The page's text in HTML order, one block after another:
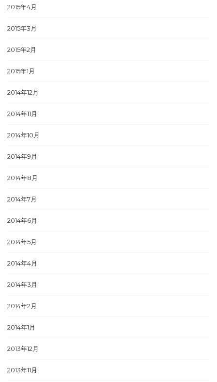
2015年4月
2015年3月
2015年2月
2015年1月
2014年12月
2014年11月
2014年10月
2014年9月
2014年8月
2014年7月
2014年6月
2014年5月
2014年4月
2014年3月
2014年2月
2014年1月
2013年12月
2013年11月